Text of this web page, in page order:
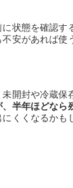
状態を確認す
安があれば使
開封や冷蔵保
半年ほどなら
くくなるかも